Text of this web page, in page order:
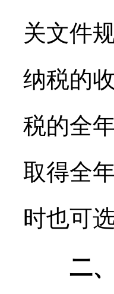
关文件
纳税的
税的全
取得全
时也可
二、